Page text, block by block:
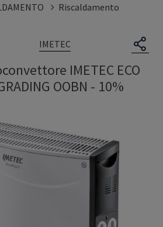
Riscaldamento
IMETEC
IMETEC ECO
OOBN - 10%